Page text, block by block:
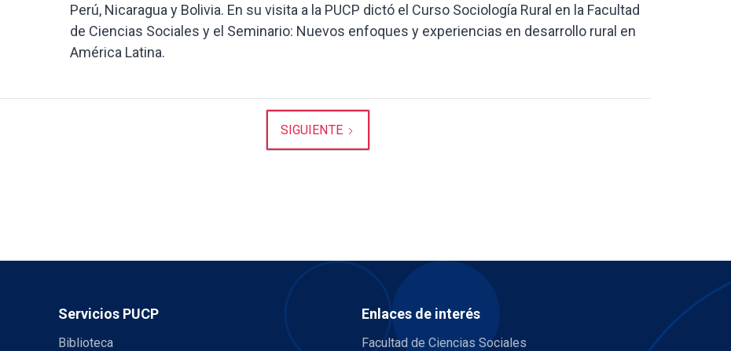
Perú, Nicaragua y Bolivia. En su visita a la PUCP dictó el Curso Sociología Rural en la Facultad
de Ciencias Sociales y el Seminario: Nuevos enfoques y experiencias en desarrollo rural en
América Latina.
SIGUIENTE
Servicios PUCP
Biblioteca
Enlaces de interés
Facultad de Ciencias Sociales